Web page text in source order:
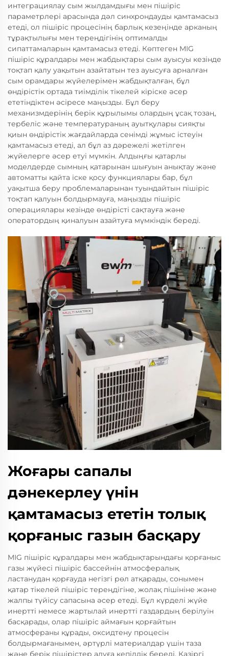
интеграциялау сым жылдамдығы мен пішіріс
параметрлері арасында дәл синхрондауды қамтамасыз
етеді, ол пішіріс процесінің барлық кезеңінде арканың
тұрақтылығы мен тереңдігінің оптималды
сипаттамаларын қамтамасыз етеді. Көптеген MIG
пішіріс құралдары мен жабдықтары сым ауысуы кезінде
тоқтап қалу уақытын азайтатын тез ауысуға арналған
сым орамдары жүйелерімен жабдықталған, бұл
өндірістік ортада тиімділік тікелей кіріске әсер
ететіндіктен әсіресе маңызды. Бұл беру
механизмдерінің берік құрылымы олардың ұсақ тозаң,
тербеліс және температураның ауытқулары сияқты
қиын өндірістік жағдайларда сенімді жұмыс істеуін
қамтамасыз етеді, ал бұл аз дәрежелі жетілген
жүйелерге әсер етуі мүмкін. Алдыңғы қатарлы
моделдерде сымның қатарынан шығуын анықтау және
автоматты қайта іске қосу функциялары бар, бұл
уақытша беру проблемаларынан туындайтын пішіріс
тоқтап қалуын болдырмауға, маңызды пішіріс
операциялары кезінде өндірісті сақтауға және
оператордың қиналуын азайтуға мүмкіндік береді.
Жоғары сапалы
дәнекерлеу үнін
қамтамасыз ететін толық
қорғаныс газын басқару
MIG пішіріс құралдары мен жабдықтарындағы қорғаныс
газы жүйесі пішіріс бассейнін атмосфералық
ластанудан қорғауда негізгі рөл атқарады, сонымен
қатар тікелей пішіріс тереңдігіне, жолақ пішініне және
жалпы түйісу сапасына әсер етеді. Бұл күрделі жүйе
инертті немесе жартылай инертті газдардың берілуін
басқарады, олар пішіріс аймағын қорғайтын
атмосфераны құрады, оксидтену процесін
болдырмағанымен, әртүрлі материалдар үшін таза
және берік пішірістер алуға кепілдік береді. Қазіргі